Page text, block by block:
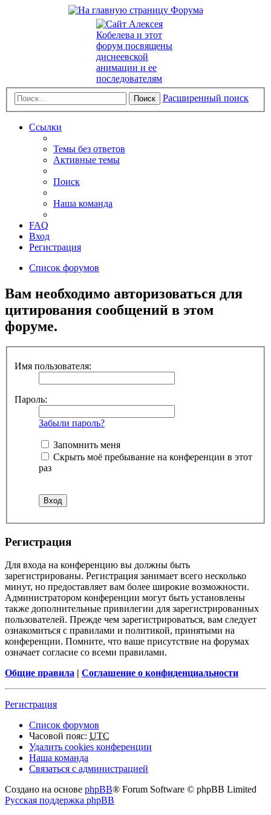
Поиск Расширенный поиск
Ссылки
Темы без ответов
Активные темы
Поиск
Наша команда
FAQ
Вход
Регистрация
Список форумов
Вам необходимо авторизоваться для
цитирования сообщений в этом
форуме.
Имя пользователя:
Пароль:
Забыли пароль?
Запомнить меня
Скрыть моё пребывание на конференции в этот
раз
Регистрация
Для входа на конференцию вы должны быть
зарегистрированы. Регистрация занимает всего несколько
минут, но предоставляет вам более широкие возможности.
Администратором конференции могут быть установлены
также дополнительные привилегии для зарегистрированных
пользователей. Прежде чем зарегистрироваться, вам следует
ознакомиться с правилами и политикой, принятыми на
конференции. Помните, что ваше присутствие на форумах
означает согласие со всеми правилами.
Общие правила | Соглашение о конфиденциальности
Регистрация
Список форумов
Часовой пояс: UTC
Удалить cookies конференции
Наша команда
Связаться с администрацией
Создано на основе phpBB® Forum Software © phpBB Limited
Русская поддержка phpBB